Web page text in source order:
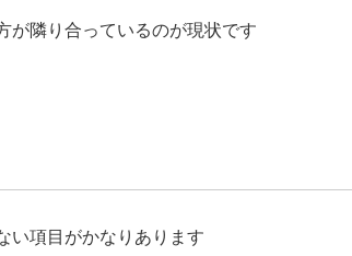
が隣り合っているのが現状です
い項目がかなりあります